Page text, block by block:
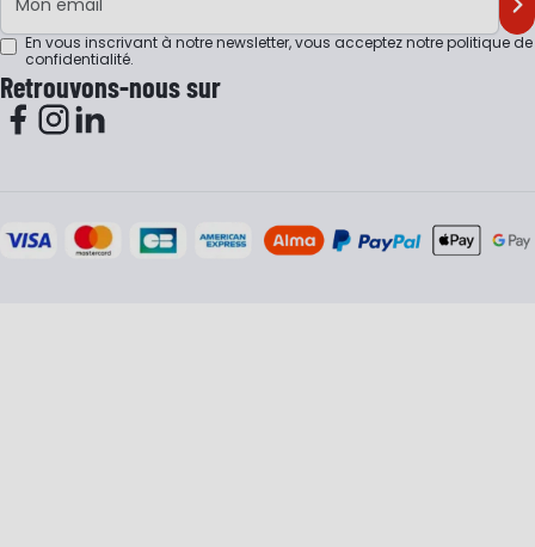
En vous inscrivant à notre newsletter, vous acceptez notrepolitique de
confidentialité.
Retrouvons-nous sur